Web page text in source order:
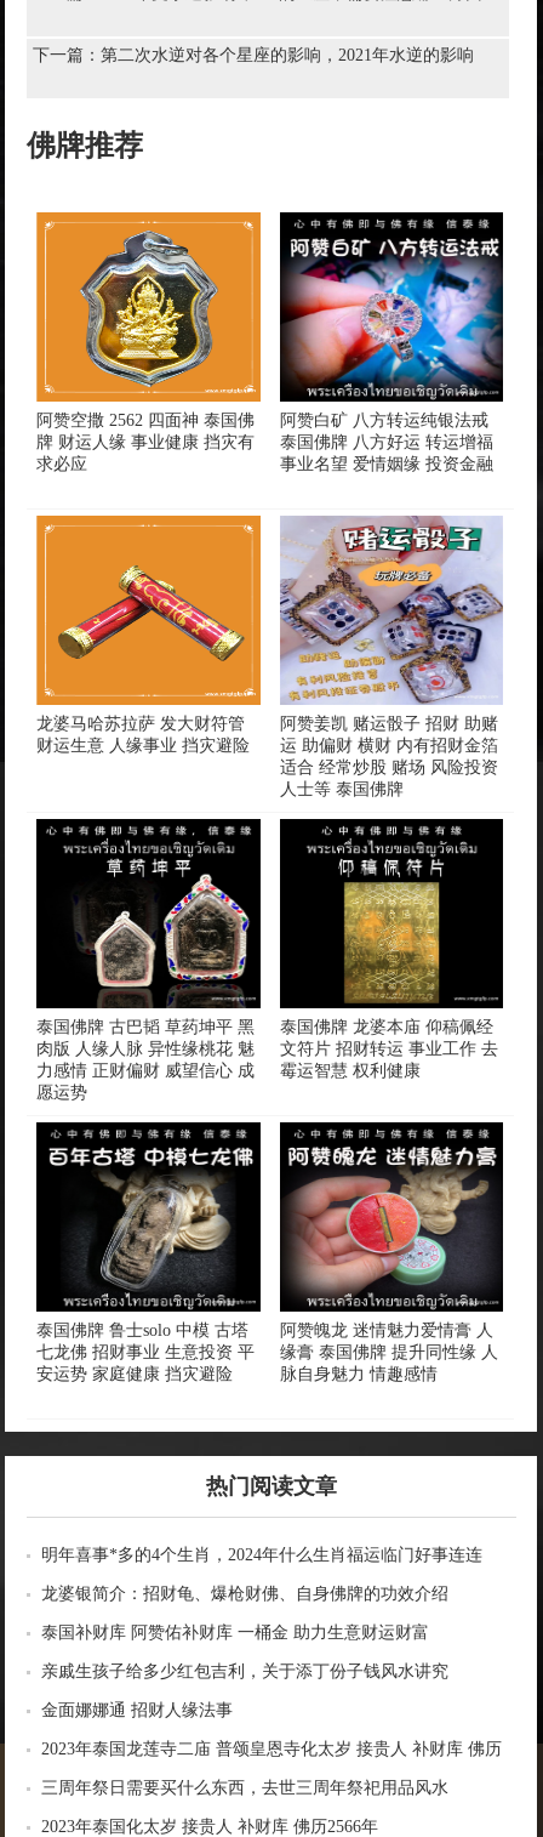
下一篇：第二次水逆对各个星座的影响，2021年水逆的影响
佛牌推荐
阿赞空撒 2562 四面神 泰国佛
牌 财运人缘 事业健康 挡灾有
求必应
阿赞白矿 八方转运纯银法戒
泰国佛牌 八方好运 转运增福
事业名望 爱情姻缘 投资金融
龙婆马哈苏拉萨 发大财符管
财运生意 人缘事业 挡灾避险
阿赞姜凯 赌运骰子 招财 助赌
运 助偏财 横财 内有招财金箔
适合 经常炒股 赌场 风险投资
人士等 泰国佛牌
泰国佛牌 古巴韬 草药坤平 黑
肉版 人缘人脉 异性缘桃花 魅
力感情 正财偏财 威望信心 成
愿运势
泰国佛牌 龙婆本庙 仰稿佩经
文符片 招财转运 事业工作 去
霉运智慧 权利健康
泰国佛牌 鲁士solo 中模 古塔
七龙佛 招财事业 生意投资 平
安运势 家庭健康 挡灾避险
阿赞魄龙 迷情魅力爱情膏 人
缘膏 泰国佛牌 提升同性缘 人
脉自身魅力 情趣感情
热门阅读文章
明年喜事*多的4个生肖，2024年什么生肖福运临门好事连连
龙婆银简介：招财龟、爆枪财佛、自身佛牌的功效介绍
泰国补财库 阿赞佑补财库 一桶金 助力生意财运财富
亲戚生孩子给多少红包吉利，关于添丁份子钱风水讲究
金面娜娜通 招财人缘法事
2023年泰国龙莲寺二庙 普颂皇恩寺化太岁 接贵人 补财库 佛历
2566年
三周年祭日需要买什么东西，去世三周年祭祀用品风水
2023年泰国化太岁 接贵人 补财库 佛历2566年